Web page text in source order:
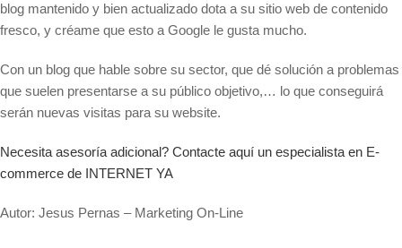
blog mantenido y bien actualizado dota a su sitio web de contenido
fresco, y créame que esto a Google le gusta mucho.
Con un blog que hable sobre su sector, que dé solución a problemas
que suelen presentarse a su público objetivo,… lo que conseguirá
serán nuevas visitas para su website.
Necesita asesoría adicional? Contacte aquí un especialista en E-
commerce de INTERNET YA
Autor: Jesus Pernas – Marketing On-Line